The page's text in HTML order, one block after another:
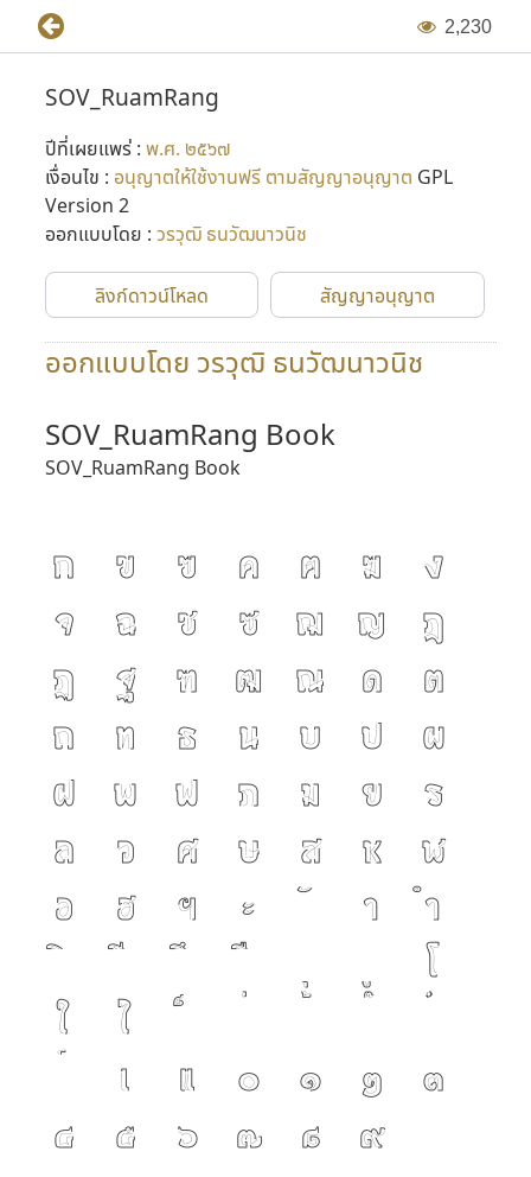
2,230
SOV_RuamRang
ปีที่เผยแพร่ : พ.ศ. ๒๕๖๗
เงื่อนไข : อนุญาตให้ใช้งานฟรี ตามสัญญาอนุญาต GPL
Version 2
ออกแบบโดย : วรวุฒิ ธนวัฒนาวนิช
ลิงก์ดาวน์โหลด สัญญาอนุญาต
ออกแบบโดย วรวุฒิ ธนวัฒนาวนิช
SOV_RuamRang Book
SOV_RuamRang Book
ก ข ฃ ค ฅ ฆ ง
จ ฉ ช ซ ฌ ญ ฎ
ฏ ฐ ฑ ฒ ณ ด ต
ถ ท ธ น บ ป ผ
ฝ พ ฟ ภ ม ย ร
ล ว ศ ษ ส ห ฬ
อ ฮ ฯ ะ า ำ
โ
ใ ไ
เ แ ๐ ๑ ๒ ๓
๔ ๕ ๖ ๗ ๘ ๙